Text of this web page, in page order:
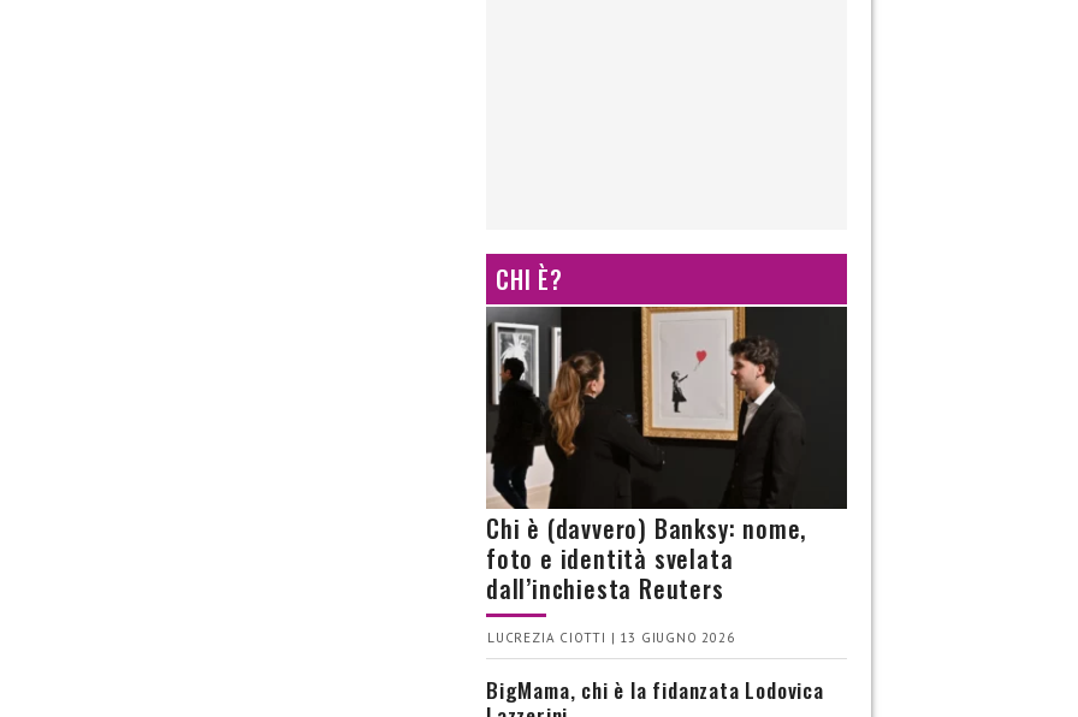
CHI È?
Chi è (davvero) Banksy: nome,
foto e identità svelata
dall’inchiesta Reuters
LUCREZIA CIOTTI | 13 GIUGNO 2026
BigMama, chi è la fidanzata Lodovica